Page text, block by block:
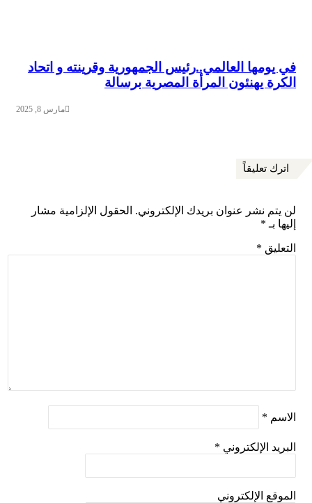
في يومها العالمي..رئيس الجمهورية وقرينته و اتحاد
الكرة يهنئون المرأة المصرية برسالة
مارس 8, 2025
اترك تعليقاً
لن يتم نشر عنوان بريدك الإلكتروني. الحقول الإلزامية مشار
إليها بـ *
التعليق *
الاسم *
البريد الإلكتروني *
الموقع الإلكتروني